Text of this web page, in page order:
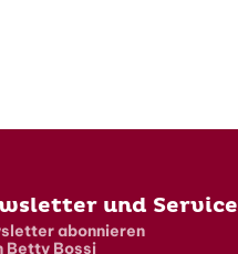
und Service
abonnieren
Betty Bossi